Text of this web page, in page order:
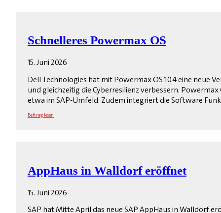
Schnelleres Powermax OS
15. Juni 2026
Dell Technologies hat mit Powermax OS 10.4 eine neue
und gleichzeitig die Cyberresilienz verbessern.
etwa im SAP-Umfeld. Zudem inte­griert die Software
Beitrag lesen
AppHaus in Walldorf eröffnet
15. Juni 2026
SAP hat Mitte April das neue SAP AppHaus in Walldorf